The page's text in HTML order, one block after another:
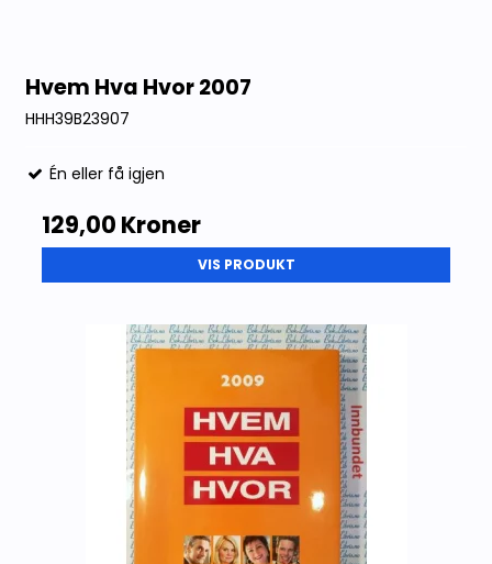
Hvem Hva Hvor 2007
HHH39B23907
Én eller få igjen
129,00 Kroner
VIS PRODUKT